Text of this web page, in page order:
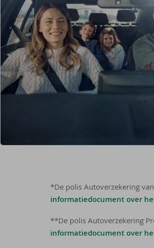
*De polis Autoverzekering
informatiedocument over
**De polis Autoverzekering
informatiedocument over